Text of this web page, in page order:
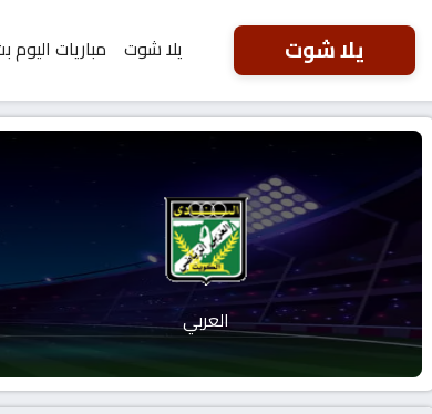
يلا شوت يلا شوت مباريات اليوم
العربي